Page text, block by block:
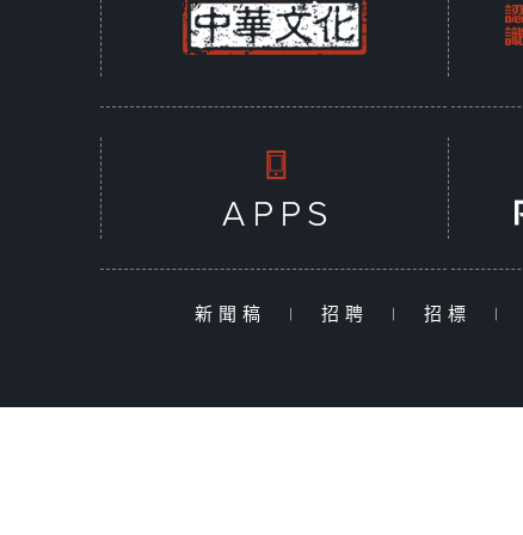
新聞稿 | 招聘 | 招標 |